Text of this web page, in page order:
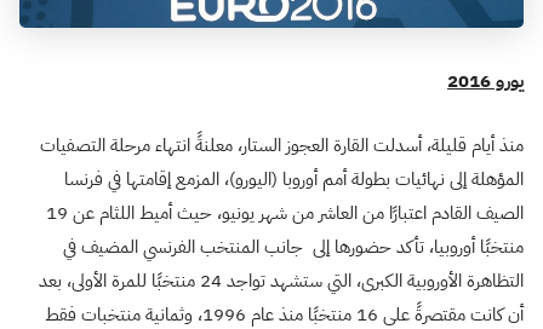
يورو 2016
منذ أيام قليلة، أسدلت القارة العجوز الستار، معلنةً انتهاء مرحلة التصفيات
المؤهلة إلى نهائيات بطولة أمم أوروبا (اليورو)، المزمع إقامتها في فرنسا
الصيف القادم اعتبارًا من العاشر من شهر يونيو، حيث أميط اللثام عن 19
منتخبًا أوروبيا، تأكد حضورها إلى جانب المنتخب الفرنسي المضيف في
التظاهرة الأوروبية الكبرى، التي ستشهد تواجد 24 منتخبًا للمرة الأولى، بعد
أن كانت مقتصرةً على 16 منتخبًا منذ عام 1996، وثمانية منتخبات فقط